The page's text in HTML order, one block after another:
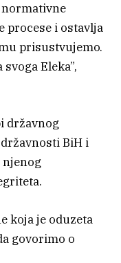
procese i ostavlja
prisustvujemo.
Eleka”,
državnog
BiH i
koja je oduzeta
govorimo o